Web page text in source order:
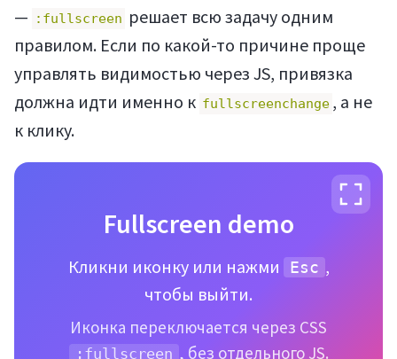
—
:fullscreen решает всю задачу одним
правилом. Если по какой-то причине проще
управлять видимостью через JS, привязка
должна идти именно к fullscreenchange , а не
к клику.
Fullscreen demo
Кликни иконку или нажми Esc ,
чтобы выйти.
Иконка переключается через CSS
:fullscreen , без отдельного JS.